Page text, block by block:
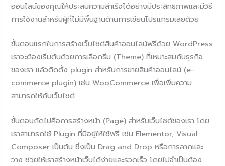
ออนไลน์ของคุณให้ประสบความสำเร็จได้อย่างมีประสิทธิภาพและมีวิธี
การใช้งานสำหรับผู้ที่ไม่มีพื้นฐานด้านการเขียนโปรแกรมเลยด้วย
ขั้นตอนแรกในการสร้างเว็บไซต์สินค้าออนไลน์ฟรีด้วย WordPress
เราจะต้องเริ่มต้นด้วยการเลือกธีม (Theme) ที่เหมาะสมกับธุรกิจ
ของเรา แล้วติดตั้ง plugin สำหรับการขายสินค้าออนไลน์ (e-
commerce plugin) เช่น WooCommerce เพื่อเพิ่มความ
สามารถให้กับเว็บไซต์
ขั้นตอนถัดไปคือการสร้างหน้า (Page) สำหรับเว็บไซต์ของเรา โดย
เราสามารถใช้ Plugin ที่มีอยู่ให้ใช้ฟรี เช่น Elementor, Visual
Composer เป็นต้น ซึ่งเป็น Drag and Drop หรือการลากและ
วาง ช่วยให้เราสร้างหน้าเว็บได้ง่ายและรวดเร็ว โดยไม่จำเป็นต้อง